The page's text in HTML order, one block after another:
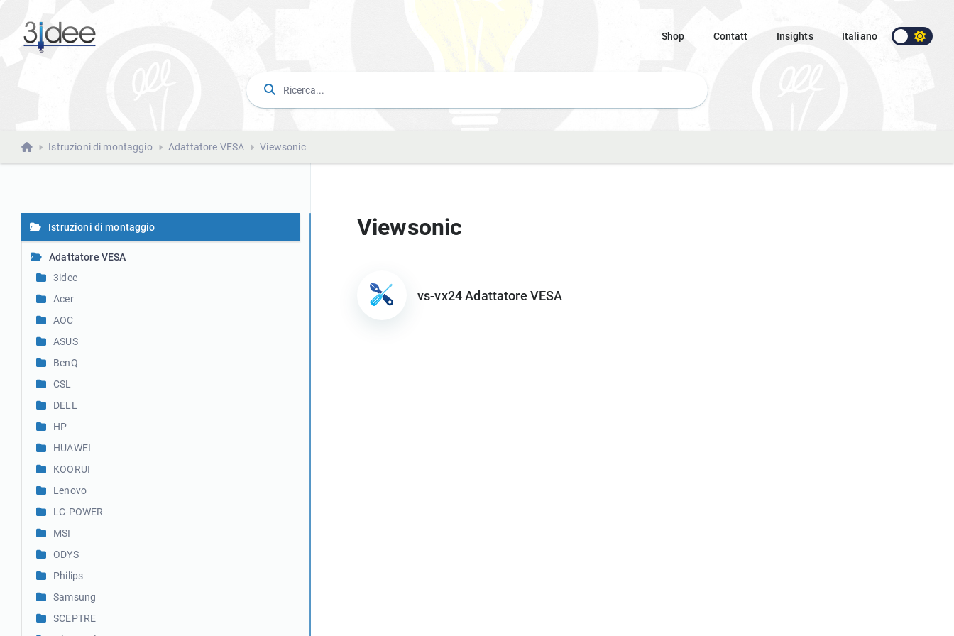
Shop Contatt Insights Italiano
Istruzioni di montaggio Adattatore VESA Viewsonic
Istruzioni di montaggio
Adattatore VESA
3idee
Acer
AOC
ASUS
BenQ
CSL
DELL
HP
HUAWEI
KOORUI
Lenovo
LC-POWER
MSI
ODYS
Philips
Samsung
SCEPTRE
Viewsonic
vs-vx24 Adattatore VESA